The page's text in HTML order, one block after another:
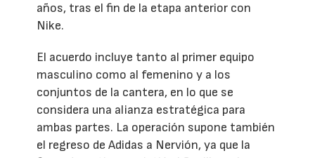
años, tras el fin de la etapa anterior con
Nike.
El acuerdo incluye tanto al primer equipo
masculino como al femenino y a los
conjuntos de la cantera, en lo que se
considera una alianza estratégica para
ambas partes. La operación supone también
el regreso de Adidas a Nervión, ya que la